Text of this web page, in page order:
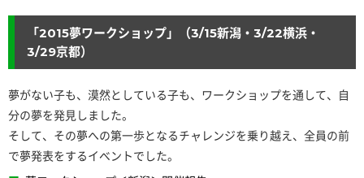
「2015夢ワークショップ」（3/15新潟・3/22横浜・
3/29京都）
夢がない子も、漠然としている子も、ワークショップを通して、自
分の夢を発見しました。
そして、その夢への第一歩となるチャレンジを乗り越え、全員の前
で夢発表をするイベントでした。